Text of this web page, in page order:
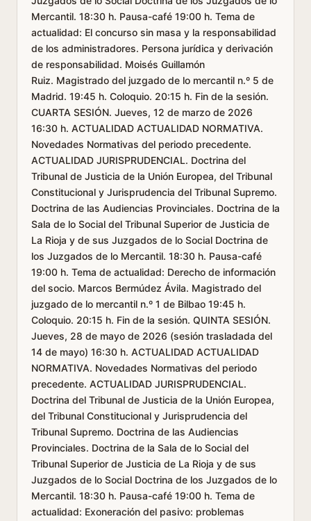
Mercantil. 18:30 h. Pausa-café 19:00 h. Tema de
actualidad: El concurso sin masa y la responsabilidad
de los administradores. Persona jurídica y derivación
de responsabilidad. Moisés Guillamón
Ruiz. Magistrado del juzgado de lo mercantil n.º 5 de
Madrid. 19:45 h. Coloquio. 20:15 h. Fin de la sesión.
CUARTA SESIÓN. Jueves, 12 de marzo de 2026
16:30 h. ACTUALIDAD ACTUALIDAD NORMATIVA.
Novedades Normativas del periodo precedente.
ACTUALIDAD JURISPRUDENCIAL. Doctrina del
Tribunal de Justicia de la Unión Europea, del Tribunal
Constitucional y Jurisprudencia del Tribunal Supremo.
Doctrina de las Audiencias Provinciales. Doctrina de la
Sala de lo Social del Tribunal Superior de Justicia de
La Rioja y de sus Juzgados de lo Social Doctrina de
los Juzgados de lo Mercantil. 18:30 h. Pausa-café
19:00 h. Tema de actualidad: Derecho de información
del socio. Marcos Bermúdez Ávila. Magistrado del
juzgado de lo mercantil n.º 1 de Bilbao 19:45 h.
Coloquio. 20:15 h. Fin de la sesión. QUINTA SESIÓN.
Jueves, 28 de mayo de 2026 (sesión trasladada del
14 de mayo) 16:30 h. ACTUALIDAD ACTUALIDAD
NORMATIVA. Novedades Normativas del periodo
precedente. ACTUALIDAD JURISPRUDENCIAL.
Doctrina del Tribunal de Justicia de la Unión Europea,
del Tribunal Constitucional y Jurisprudencia del
Tribunal Supremo. Doctrina de las Audiencias
Provinciales. Doctrina de la Sala de lo Social del
Tribunal Superior de Justicia de La Rioja y de sus
Juzgados de lo Social Doctrina de los Juzgados de lo
Mercantil. 18:30 h. Pausa-café 19:00 h. Tema de
actualidad: Exoneración del pasivo: problemas